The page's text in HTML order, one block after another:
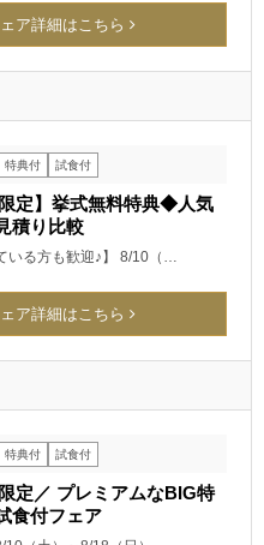
ア詳細はこちら
特典付 試食付
定】挙式無料特典◆人気
積り比較
いる方も歓迎♪】 8/10（…
ア詳細はこちら
特典付 試食付
定／ プレミアムなBIG特
食付フェア